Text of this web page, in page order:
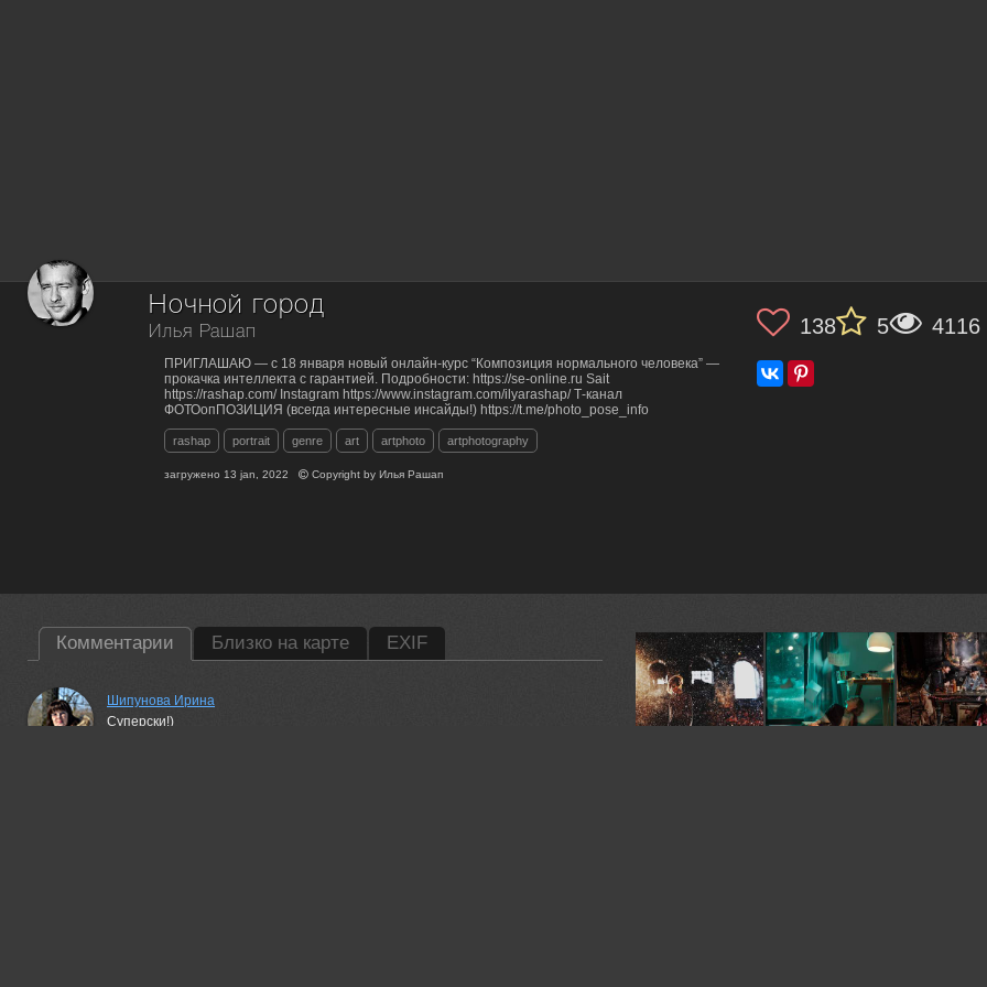
Ночной город
Илья Рашап
ПРИГЛАШАЮ — с 18 января новый онлайн-курс “Композиция нормального человека” —
прокачка интеллекта с гарантией. Подробности: https://se-online.ru Sait
https://rashap.com/ Instagram https://www.instagram.com/ilyarashap/ Т-канал
ФОТОопПОЗИЦИЯ (всегда интересные инсайды!) https://t.me/photo_pose_info
rashap portrait genre art artphoto artphotography
загружено13 jan, 2022 Copyright byИлья Рашап
138 5 4116
Комментарии Близко на карте EXIF
Шипунова Ирина
Суперски!)